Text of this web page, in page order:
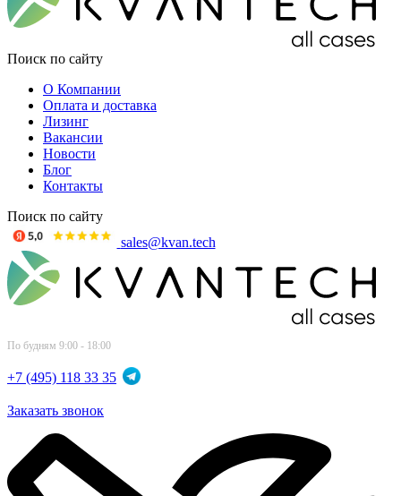
Поиск по сайту
О Компании
Оплата и доставка
Лизинг
Вакансии
Новости
Блог
Контакты
Поиск по сайту
sales@kvan.tech
По будням 9:00 - 18:00
+7 (495) 118 33 35
Заказать звонок